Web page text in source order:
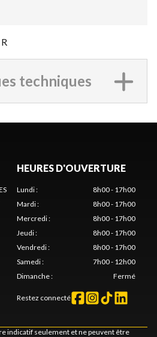
techniques
HEURES D'OUVERTURE
Lundi:
8h00 - 17h00
Mardi:
8h00 - 17h00
Mercredi:
8h00 - 17h00
Jeudi:
8h00 - 17h00
Vendredi:
8h00 - 17h00
Samedi:
7h00 - 12h00
Dimanche: Fermé
Restez connecté
indicatif seulement et ne peuvent être